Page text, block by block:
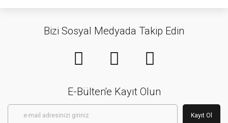
Bizi Sosyal Medyada Takip Edin
E-Bülten'e Kayıt Olun
Kayıt Ol